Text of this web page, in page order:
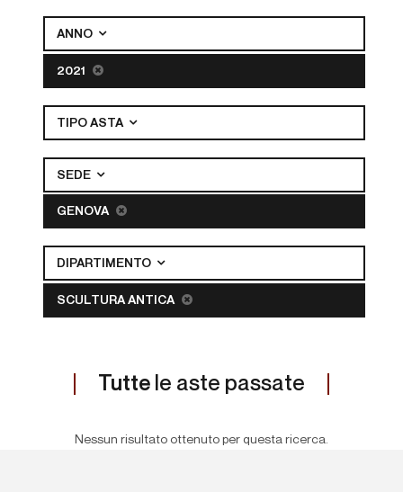
ANNO
2021
TIPO ASTA
SEDE
GENOVA
DIPARTIMENTO
SCULTURA ANTICA
Tutte le aste passate
Nessun risultato ottenuto per questa ricerca.